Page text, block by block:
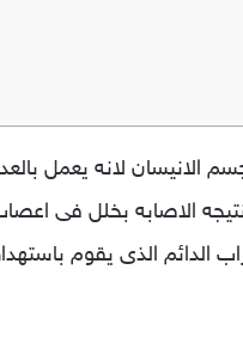
الانيسان لانه يعمل
الاصابه بخلل فى
الدائم الذى يقوم